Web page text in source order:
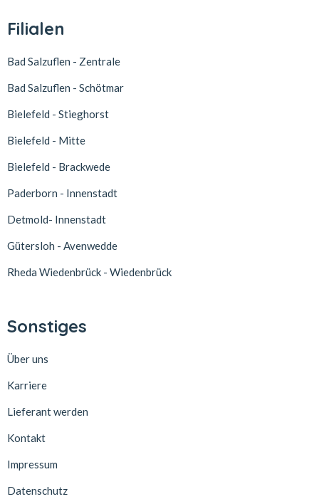
Filialen
Bad Salzuflen - Zentrale
Bad Salzuflen - Schötmar
Bielefeld - Stieghorst
Bielefeld - Mitte
Bielefeld - Brackwede
Paderborn - Innenstadt
Detmold- Innenstadt
Gütersloh - Avenwedde
Rheda Wiedenbrück - Wiedenbrück
Sonstiges
Über uns
Karriere
Lieferant werden
Kontakt
Impressum
Datenschutz